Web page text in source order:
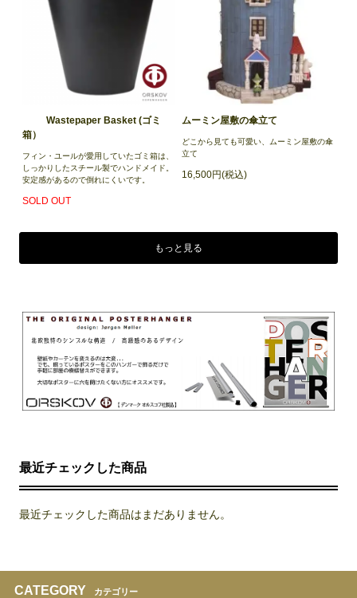
Wastepaper Basket (ゴミ
箱）
フィン・ユールが愛用していたゴミ箱は、
しっかりしたスチール製でハンドメイド。
安定感があるので倒れにくいです。
SOLD OUT
ムーミン屋敷の傘立て
どこから見ても可愛い、ムーミン屋敷の傘
立て
16,500円(税込)
もっと見る
最近チェックした商品
最近チェックした商品はまだありません。
CATEGORY カテゴリー